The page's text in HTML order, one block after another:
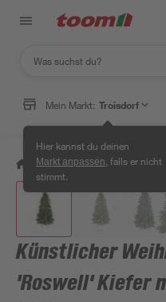
Mein Markt: Troisdorf
Hier kannst du deinen
Markt anpassen , falls er nicht
stimmt.
/ Wohnen & Haushalt /
Künstlicher
'Roswell' Kiefer